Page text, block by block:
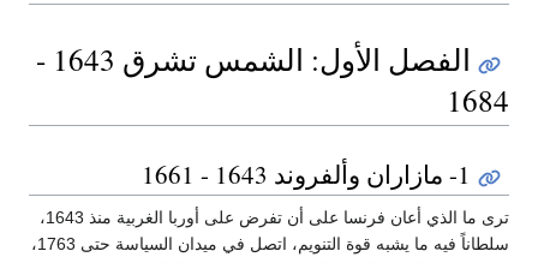
الفصل الأول: الشمس تشرق 1643 -
1684
1- مازاران وألفروند 1643 - 1661
ترى ما الذي أعان فرنسا على أن تفرض على أوربا الغربية منذ 1643،
سلطاناً فيه ما يشبه قوة التنويم، اتصل في ميدان السياسة حتى 1763،